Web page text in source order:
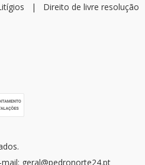
| Direito de livre resolução
geral@pedronorte24.pt